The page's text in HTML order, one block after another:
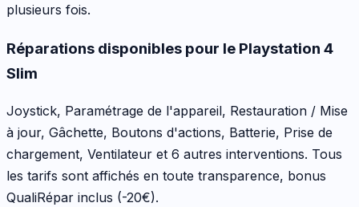
plusieurs fois.
Réparations disponibles pour le Playstation 4
Slim
Joystick, Paramétrage de l'appareil, Restauration / Mise
à jour, Gâchette, Boutons d'actions, Batterie, Prise de
chargement, Ventilateur et 6 autres interventions. Tous
les tarifs sont affichés en toute transparence, bonus
QualiRépar inclus (-20€).